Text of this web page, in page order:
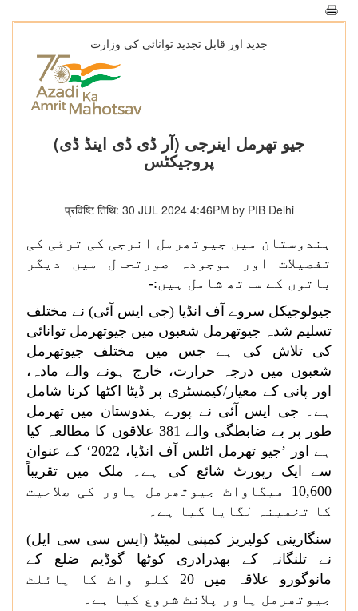
جدید اور قابل تجدید توانائی کی وزارت
جیو تھرمل اینرجی (آر ڈی ڈی اینڈ ڈی)
پروجیکٹس
प्रविष्टि तिथि: 30 JUL 2024 4:46PM by PIB Delhi
ہندوستان میں جیوتھرمل انرجی کی ترقی کی
تفصیلات اور موجودہ صورتحال میں دیگر
باتوں کے ساتھ شامل ہیں:-
جیولوجیکل سروے آف انڈیا (جی ایس آئی) نے مختلف
تسلیم شدہ جیوتھرمل شعبوں میں جیوتھرمل توانائی
کی تلاش کی ہے جس میں مختلف جیوتھرمل
شعبوں میں درجہ حرارت، خارج ہونے والے مادہ،
اور پانی کے معیار/کیمسٹری پر ڈیٹا اکٹھا کرنا شامل
ہے۔ جی ایس آئی نے پورے ہندوستان میں تھرمل
طور پر بے ضابطگی والے 381 علاقوں کا مطالعہ کیا
ہے اور ’جیو تھرمل اٹلس آف انڈیا، 2022‘ کے عنوان
سے ایک رپورٹ شائع کی ہے۔ ملک میں تقریباً
10,600 میگاواٹ جیوتھرمل پاور کی صلاحیت
کا تخمینہ لگایا گیا ہے۔
سنگارینی کولیریز کمپنی لمیٹڈ (ایس سی سی ایل)
نے تلنگانہ کے بھدرادری کوٹھا گوڈیم ضلع کے
مانوگورو علاقہ میں 20 کلو واٹ کا پائلٹ
جیوتھرمل پاور پلانٹ شروع کیا ہے۔